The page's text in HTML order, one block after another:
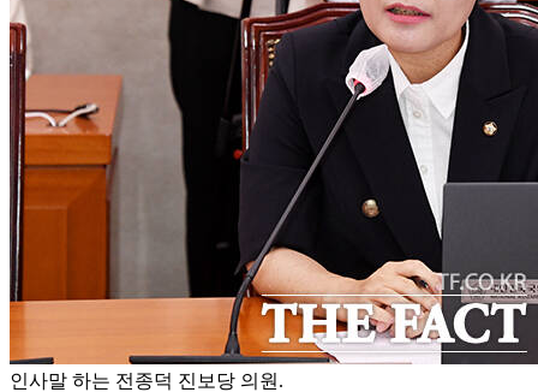
인사말 하는 전종덕 진보당 의원.